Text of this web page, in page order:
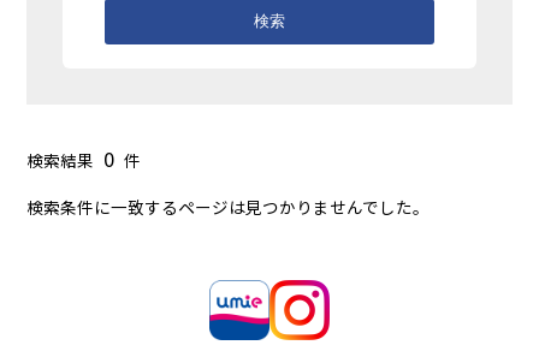
検索
検索結果 0 件
検索条件に一致するページは見つかりませんでした。